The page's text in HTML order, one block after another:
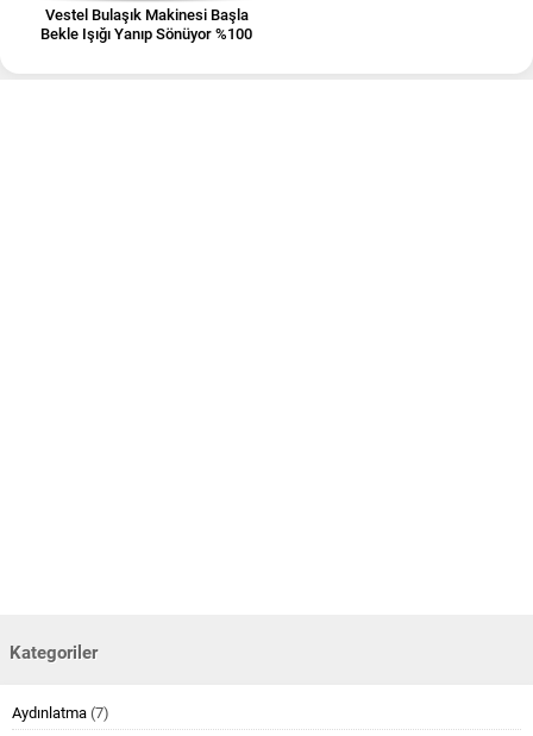
Vestel Bulaşık Makinesi Başla
Bekle Işığı Yanıp Sönüyor %100
Kategoriler
Aydınlatma (7)